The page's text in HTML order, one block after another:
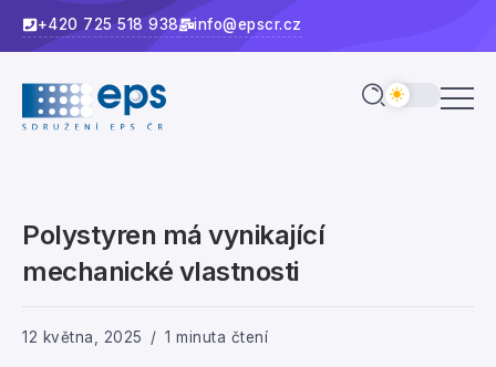
+420 725 518 938 info@epscr.cz
Polystyren má vynikající
mechanické vlastnosti
12 května, 2025 1 minuta čtení